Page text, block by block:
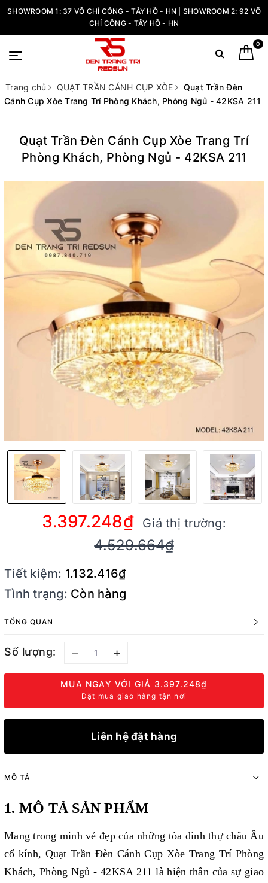
SHOWROOM 1: 37 VÕ CHÍ CÔNG - TÂY HỒ - HN | SHOWROOM 2: 92 VÕ
CHÍ CÔNG - TÂY HỒ - HN
0
Trang chủ QUẠT TRẦN CÁNH CỤP XÒE
Quạt Trần Đèn
Cánh Cụp Xòe Trang Trí Phòng Khách, Phòng Ngủ - 42KSA 211
Quạt Trần Đèn Cánh Cụp Xòe Trang Trí
Phòng Khách, Phòng Ngủ - 42KSA 211
3.397.248₫ Giá thị trường:
4.529.664₫
Tiết kiệm: 1.132.416₫
Tình trạng: Còn hàng
TỔNG QUAN
Số lượng: – +
MUA NGAY VỚI GIÁ 3.397.248₫
Đặt mua giao hàng tận nơi
Liên hệ đặt hàng
MÔ TẢ
1. MÔ TẢ SẢN PHẨM
Mang trong mình vẻ đẹp của những tòa dinh thự châu Âu
cổ kính, Quạt Trần Đèn Cánh Cụp Xòe Trang Trí Phòng
Khách, Phòng Ngủ - 42KSA 211 là hiện thân của sự giao